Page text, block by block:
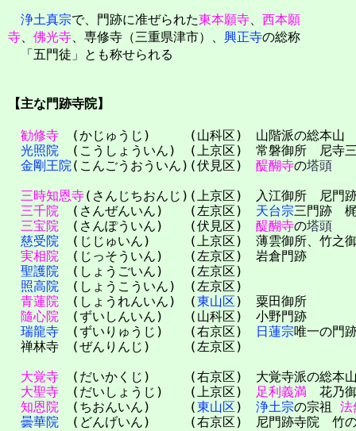
浄土真宗で、門跡に准ぜられた東本願寺
西本願
寺
佛光寺 、専修寺（三重県津市）、 興正寺の総称
「五門徒」とも称せられる
【主な門跡寺院】
勧修寺 (かじゅうじ) (山科区) 山階派の総本山
光照院 (こうしょういん) (上京区) 常磐御所 尼寺三
金剛王院 (こんごうおういん)(伏見区) 醍醐寺の塔頭
三時知恩寺(さんじちおんじ)(上京区) 入江御所 尼門
三千院 (さんぜんいん) (左京区) 天台宗三門跡
三宝院 (さんぽういん) (伏見区) 醍醐寺の塔頭
慈受院 (じじゅいん) (上京区) 薄雲御所、竹之御
実相院 (じっそういん) (左京区) 岩倉門跡
聖護院 (しょうごいん) (左京区)
照高院 (しょうこういん) (左京区)
青蓮院 (しょうれんいん) (東山区 ) 粟田御所
隨心院 (ずいしんいん) (山科区) 小野門跡
瑞龍寺 (ずいりゅうじ) (右京区) 日蓮宗唯一の門
禅林寺 (ぜんりんじ) (左京区)
大覚寺 (だいかくじ) (右京区) 大覚寺派の総本
大聖寺 (だいしょうじ) (上京区) 足利義満 花乃
知恩院 (ちおんいん) (東山区 ) 浄土宗の宗祖 法
曇華院 (どんげいん) (右京区) 尼門跡寺院 竹の